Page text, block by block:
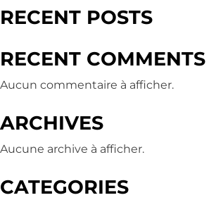
RECENT POSTS
RECENT COMMENTS
Aucun commentaire à afficher.
ARCHIVES
Aucune archive à afficher.
CATEGORIES